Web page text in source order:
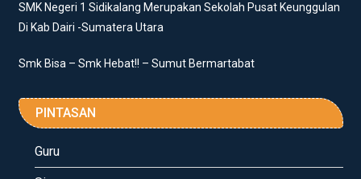
SMK Negeri 1 Sidikalang Merupakan Sekolah Pusat Keunggulan
Di Kab Dairi -Sumatera Utara
Smk Bisa – Smk Hebat!! – Sumut Bermartabat
PINTASAN
Guru